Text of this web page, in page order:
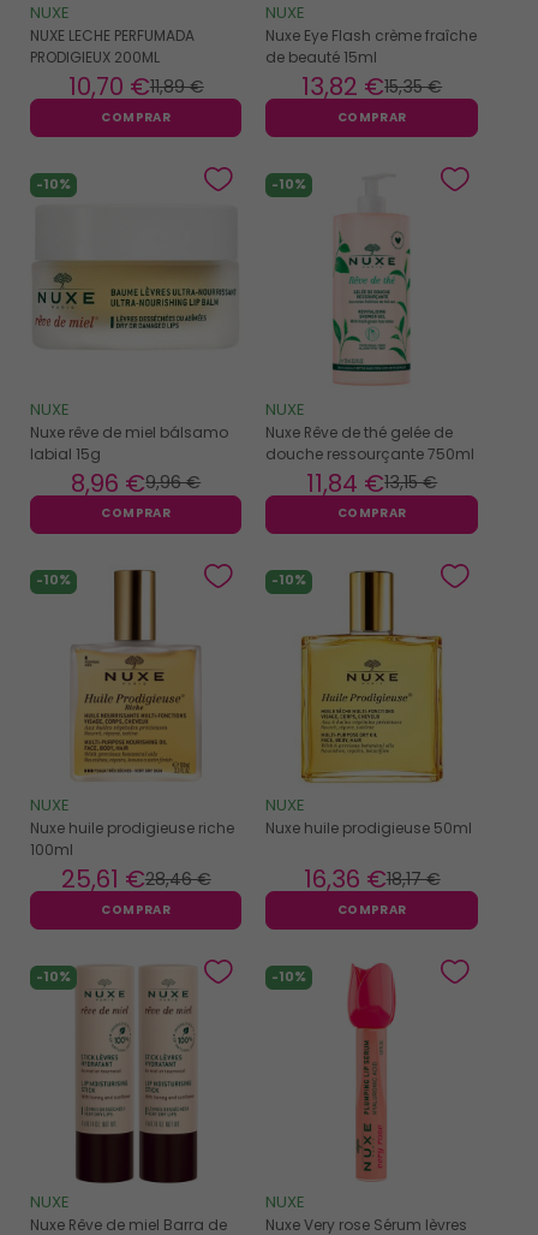
NUXE
NUXE LECHE PERFUMADA
PRODIGIEUX 200ML
11,89 €
10,70 €
COMPRAR
NUXE
Nuxe Eye Flash crème fraîche
de beauté 15ml
15,35 €
13,82 €
COMPRAR
-10%
NUXE
Nuxe rêve de miel bálsamo
labial 15g
9,96 €
8,96 €
COMPRAR
-10%
NUXE
Nuxe Rêve de thé gelée de
douche ressourçante 750ml
13,15 €
11,84 €
COMPRAR
-10%
NUXE
Nuxe huile prodigieuse riche
100ml
28,46 €
25,61 €
COMPRAR
-10%
NUXE
Nuxe huile prodigieuse 50ml
18,17 €
16,36 €
COMPRAR
-10%
NUXE
Nuxe Rêve de miel Barra de
-10%
NUXE
Nuxe Very rose Sérum lèvres